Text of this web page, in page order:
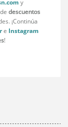
y
dedescuentos
¡Continúa
e Instagram
!